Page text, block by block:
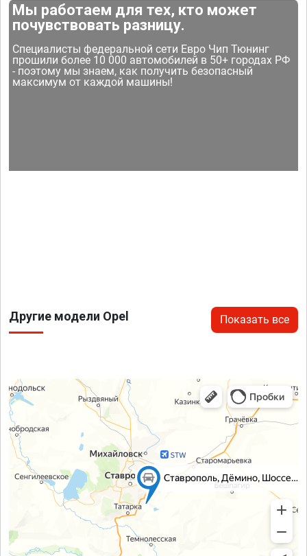
Мы работаем для тех, кто может
почувствовать разницу.
Специалисты федеральной сети Евро Чип Тюнинг
прошили более 10 000 автомобилей в 50+ городах РФ
- поэтому мы знаем, как получить безопасный
максимум от каждой машины!
Другие модели Opel Показать все